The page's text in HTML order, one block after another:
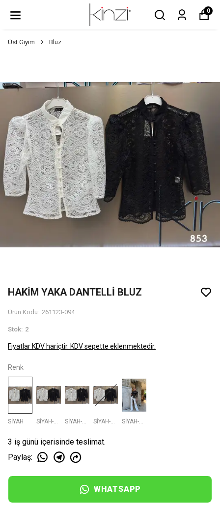
0
Üst Giyim Bluz
HAKİM YAKA DANTELLİ BLUZ
Ürün Kodu: 261123-094
Stok: 2
Fiyatlar KDV hariçtir. KDV sepette eklenmektedir.
Renk
SİYAH SİYAH-063 SİYAH-853 SİYAH-040 SİYAH-093
3 iş günü içerisinde teslimat.
Paylaş:
WHATSAPP